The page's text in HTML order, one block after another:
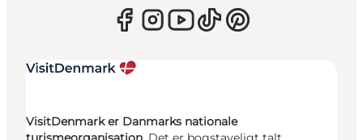
VisitDenmark er Danmarks nationale